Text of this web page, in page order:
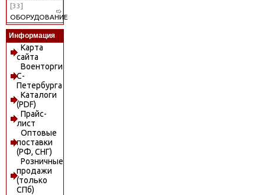
[33]
ОБОРУДОВАНИЕ
Информация
Карта
сайта
Военторги
С-
Петербурга
Каталоги
(PDF)
Прайс-
лист
Оптовые
поставки
(РФ, СНГ)
Розничные
продажи
(только
СПб)